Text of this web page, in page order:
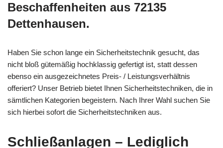
Beschaffenheiten aus 72135
Dettenhausen.
Haben Sie schon lange ein Sicherheitstechnik gesucht, das
nicht bloß gütemäßig hochklassig gefertigt ist, statt dessen
ebenso ein ausgezeichnetes Preis- / Leistungsverhältnis
offeriert? Unser Betrieb bietet Ihnen Sicherheitstechniken, die in
sämtlichen Kategorien begeistern. Nach Ihrer Wahl suchen Sie
sich hierbei sofort die Sicherheitstechniken aus.
Schließanlagen – Lediglich